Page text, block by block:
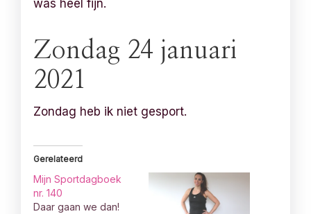
was heel fijn.
Zondag 24 januari
2021
Zondag heb ik niet gesport.
Gerelateerd
Mijn Sportdagboek
nr. 140
Daar gaan we dan!